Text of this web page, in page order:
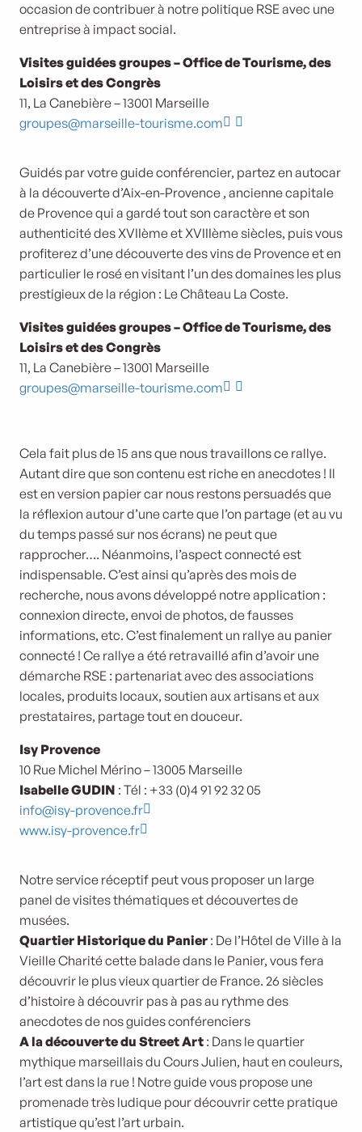
Cela fait plus de 15 ans que nous travaillons ce rallye.
Autant dire que son contenu est riche en anecdotes ! Il
est en version papier car nous restons persuadés que
la réflexion autour d’une carte que l’on partage (et au vu
du temps passé sur nos écrans) ne peut que
rapprocher…. Néanmoins, l’aspect connecté est
indispensable. C’est ainsi qu’après des mois de
recherche, nous avons développé notre application :
connexion directe, envoi de photos, de fausses
informations, etc. C’est finalement un rallye au panier
connecté ! Ce rallye a été retravaillé afin d’avoir une
démarche RSE : partenariat avec des associations
locales, produits locaux, soutien aux artisans et aux
prestataires, partage tout en douceur.
Isy Provence
10 Rue Michel Mérino – 13005 Marseille
Isabelle GUDIN : Tél : +33 (0)4 91 92 32 05
info@isy-provence.fr
www.isy-provence.fr
Notre service réceptif peut vous proposer un large
panel de visites thématiques et découvertes de
musées.
Quartier Historique du Panier : De l’Hôtel de Ville à la
Vieille Charité cette balade dans le Panier, vous fera
découvrir le plus vieux quartier de France. 26 siècles
d’histoire à découvrir pas à pas au rythme des
anecdotes de nos guides conférenciers
A la découverte du Street Art : Dans le quartier
mythique marseillais du Cours Julien, haut en couleurs,
l’art est dans la rue ! Notre guide vous propose une
promenade très ludique pour découvrir cette pratique
artistique qu’est l’art urbain.
occasion de contribuer à notre politique RSE avec une
entreprise à impact social.
Visites guidées groupes – Office de Tourisme, des
Loisirs et des Congrès
11, La Canebière – 13001 Marseille
groupes@marseille-tourisme.com
Guidés par votre guide conférencier, partez en autocar
à la découverte d’Aix-en-Provence , ancienne capitale
de Provence qui a gardé tout son caractère et son
authenticité des XVIIème et XVIIIème siècles, puis vous
profiterez d’une découverte des vins de Provence et en
particulier le rosé en visitant l’un des domaines les plus
prestigieux de la région : Le Château La Coste.
Visites guidées groupes – Office de Tourisme, des
Loisirs et des Congrès
11, La Canebière – 13001 Marseille
groupes@marseille-tourisme.com